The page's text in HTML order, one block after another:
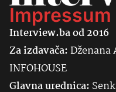
Impressum
Interview.ba od 2016
Za izdavača:Dženana
INFOHOUSE
Glavna urednica: